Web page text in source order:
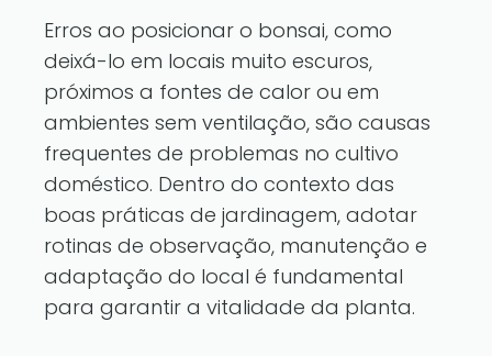
Erros ao posicionar o bonsai, como
deixá-lo em locais muito escuros,
próximos a fontes de calor ou em
ambientes sem ventilação, são causas
frequentes de problemas no cultivo
doméstico. Dentro do contexto das
boas práticas de jardinagem, adotar
rotinas de observação, manutenção e
adaptação do local é fundamental
para garantir a vitalidade da planta.